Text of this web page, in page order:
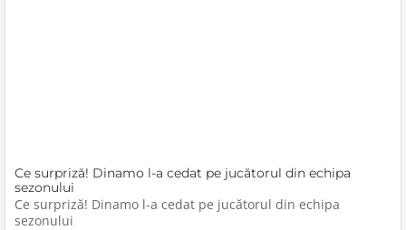
Ce surpriză! Dinamo l-a cedat pe jucătorul din echipa
sezonului
Ce surpriză! Dinamo l-a cedat pe jucătorul din echipa
sezonului